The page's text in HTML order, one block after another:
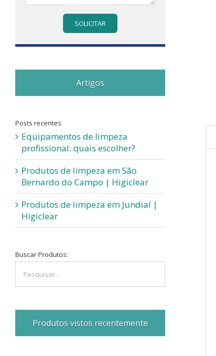
Artigos
Posts recentes
Equipamentos de limpeza
profissional: quais escolher?
Produtos de limpeza em São
Bernardo do Campo | Higiclear
Produtos de limpeza em Jundiaí |
Higiclear
Buscar Produtos:
Produtos vistos recentemente